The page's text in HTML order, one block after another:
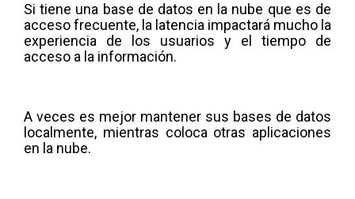
Si tiene una base de datos en la nube que es de
acceso frecuente, la latencia impactará mucho la
experiencia de los usuarios y el tiempo de
acceso a la información.
A veces es mejor mantener sus bases de datos
localmente, mientras coloca otras aplicaciones
en la nube.